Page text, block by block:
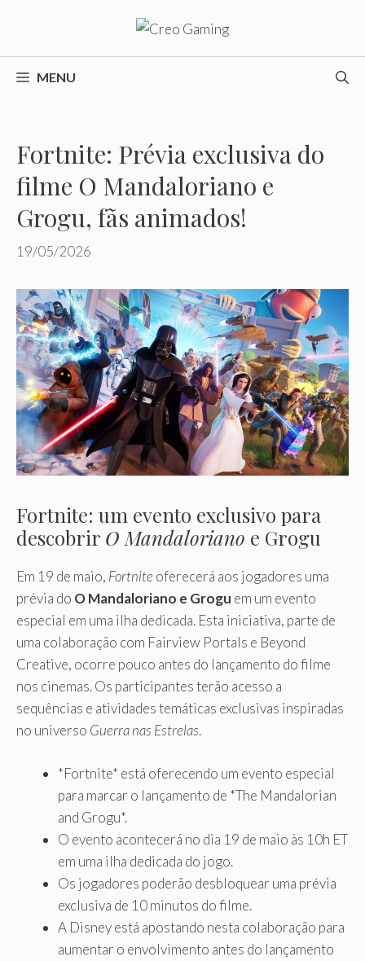
o
conteúdoMENU
Fortnite: Prévia exclusiva do
filme O Mandaloriano e
Grogu, fãs animados!
19/05/2026
Fortnite: um evento exclusivo para
descobrir O Mandaloriano e Grogu
Em 19 de maio, Fortnite oferecerá aos jogadores uma
prévia do O Mandaloriano e Grogu em um evento
especial em uma ilha dedicada. Esta iniciativa, parte de
uma colaboração com Fairview Portals e Beyond
Creative, ocorre pouco antes do lançamento do filme
nos cinemas. Os participantes terão acesso a
sequências e atividades temáticas exclusivas inspiradas
no universo Guerra nas Estrelas.
*Fortnite* está oferecendo um evento especial
para marcar o lançamento de *The Mandalorian
and Grogu*.
O evento acontecerá no dia 19 de maio às 10h ET
em uma ilha dedicada do jogo.
Os jogadores poderão desbloquear uma prévia
exclusiva de 10 minutos do filme.
A Disney está apostando nesta colaboração para
aumentar o envolvimento antes do lançamento